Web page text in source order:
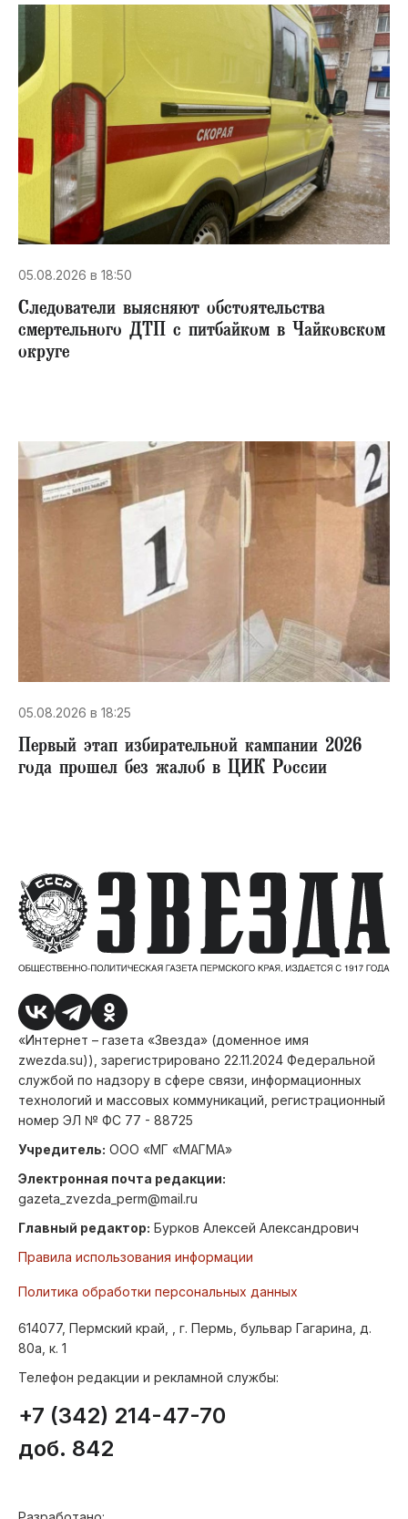
05.08.2026 в 18:50
Следователи выясняют обстоятельства
смертельного ДТП с питбайком в Чайковском
округе
05.08.2026 в 18:25
Первый этап избирательной кампании 2026
года прошел без жалоб в ЦИК России
«Интернет – газета «Звезда» (доменное имя
zwezda.su)), зарегистрировано 22.11.2024 Федеральной
службой по надзору в сфере связи, информационных
технологий и массовых коммуникаций, регистрационный
номер ЭЛ № ФС 77 - 88725
Учредитель: ООО «МГ «МАГМА»
Электронная почта редакции:
gazeta_zvezda_perm@mail.ru
Главный редактор: Бурков Алексей Александрович
Правила использования информации
Политика обработки персональных данных
614077, Пермский край, , г. Пермь, бульвар Гагарина, д.
80а, к. 1
Телефон редакции и рекламной службы:
+7 (342) 214-47-70
доб. 842